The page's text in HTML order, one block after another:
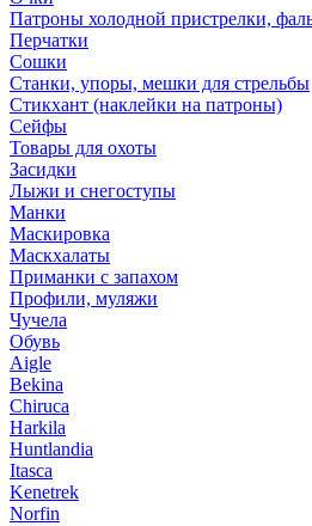
Патроны холодной пристрелки,
Перчатки
Сошки
Станки, упоры, мешки для стрельбы
Стикхант (наклейки на патроны)
Сейфы
Товары для охоты
Засидки
Лыжи и снегоступы
Манки
Маскировка
Маскхалаты
Приманки с запахом
Профили, муляжи
Чучела
Обувь
Aigle
Bekina
Chiruсa
Harkila
Huntlandia
Itasca
Kenetrek
Norfin